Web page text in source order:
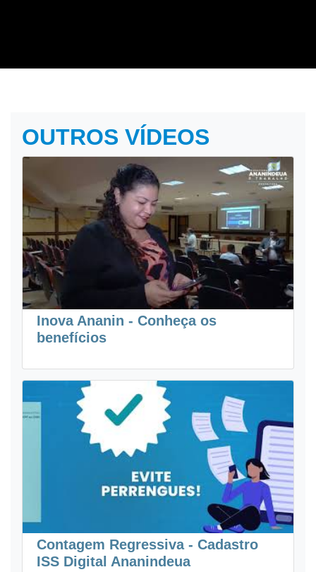
OUTROS VÍDEOS
Inova Ananin - Conheça os
benefícios
Contagem Regressiva - Cadastro
ISS Digital Ananindeua